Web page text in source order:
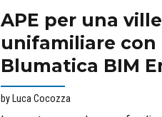
APE per una
unifamiliare con
Blumatica BIM
by Luca Cocozza